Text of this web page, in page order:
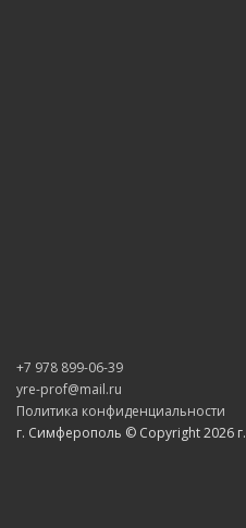
+7 978 899-06-39
yre-prof@mail.ru
Политика конфиденциальности
г. Симферополь © Copyright 2026 г.